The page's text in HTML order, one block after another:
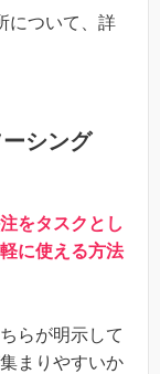
について、詳
シング
をタスクとし
に使える方法
らが明示して
まりやすいか